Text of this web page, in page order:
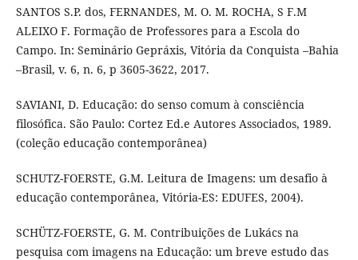
SANTOS S.P. dos, FERNANDES, M. O. M. ROCHA, S F.M
ALEIXO F. Formação de Professores para a Escola do
Campo. In: Seminário Gepráxis, Vitória da Conquista –Bahia
–Brasil, v. 6, n. 6, p 3605-3622, 2017.
SAVIANI, D. Educação: do senso comum à consciência
filosófica. São Paulo: Cortez Ed.e Autores Associados, 1989.
(coleção educação contemporânea)
SCHUTZ-FOERSTE, G.M. Leitura de Imagens: um desafio à
educação contemporânea, Vitória-ES: EDUFES, 2004).
SCHÜTZ-FOERSTE, G. M. Contribuições de Lukács na
pesquisa com imagens na Educação: um breve estudo das